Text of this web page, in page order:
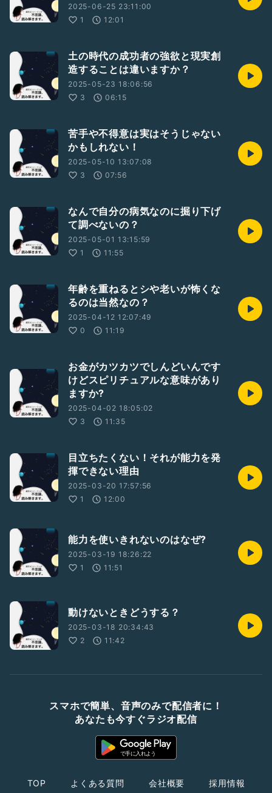
2025-06-25 23:11:00
1
12:01
土の時代の成功者の強欲と現実創
造することは違いますか？
2025-05-23 18:06:56
3
06:15
苦手や不得意は実はそうじゃない
かもしれない！
2025-05-10 13:07:08
3
07:56
なんで自分の病気なのに掘り下げ
て調べないの？
2025-05-01 13:15:59
1
11:55
年齢を重ねるとシや老いが怖くな
るのは当然なの？
2025-04-12 12:07:49
0
11:19
お金がカツカツでしんどいんです
けどスピリチュアルな意味があり
ますか?
2025-04-02 18:05:02
3
11:35
目立ちたくない！それが能力を発
揮できない理由
2025-03-20 17:57:56
1
12:00
能力を使いきれないのはなぜ?
2025-03-19 18:26:22
1
11:51
動けないときどうする？
2025-03-18 20:34:43
2
11:42
スマホで簡単、音声のみで配信者に！
あなたも今すぐラジオ配信
TOP よくある質問 会社概要 採用情報